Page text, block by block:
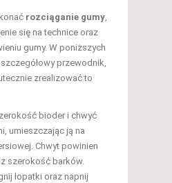
rozciąganie gumy,
się na technice oraz
gumy. W poniższych
przewodnik,
zrealizować to
bioder i chwyć
umieszczając ją na
Chwyt powinien
szerokość barków.
łopatki oraz napnij